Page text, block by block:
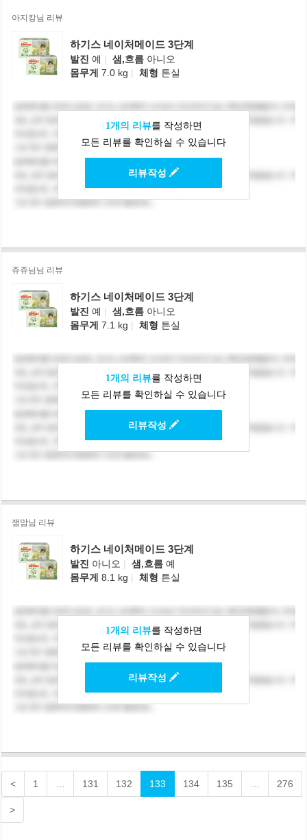
아지캉님 리뷰
하기스 네이처메이드 3단계
발진 예 | 샘,흐름 아니오
몸무게 7.0 kg | 체형 튼실
1개의 리뷰를 작성하면
모든 리뷰를 확인하실 수 있습니다
리뷰작성
쥬쥬님님 리뷰
하기스 네이처메이드 3단계
발진 예 | 샘,흐름 아니오
몸무게 7.1 kg | 체형 튼실
1개의 리뷰를 작성하면
모든 리뷰를 확인하실 수 있습니다
리뷰작성
잼맘님 리뷰
하기스 네이처메이드 3단계
발진 아니오 | 샘,흐름 예
몸무게 8.1 kg | 체형 튼실
1개의 리뷰를 작성하면
모든 리뷰를 확인하실 수 있습니다
리뷰작성
< 1 131 132 133 134 135 276
>